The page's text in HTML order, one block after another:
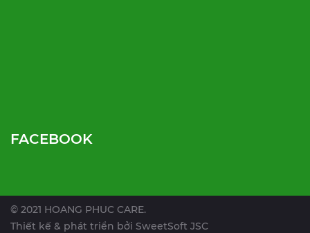
FACEBOOK
© 2021 HOANG PHUC CARE.
Thiết kế & phát triển bởi SweetSoft JSC